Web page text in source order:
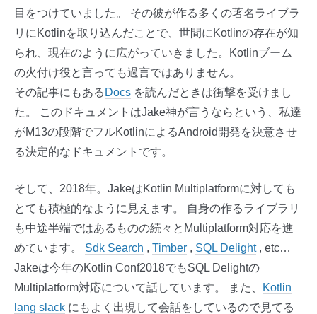
目をつけていました。 その彼が作る多くの著名ライブラ
リにKotlinを取り込んだことで、世間にKotlinの存在が知
られ、現在のように広がっていきました。Kotlinブーム
の火付け役と言っても過言ではありません。
その記事にもある Docs を読んだときは衝撃を受けまし
た。 このドキュメントはJake神が言うならという、私達
がM13の段階でフルKotlinによるAndroid開発を決意させ
る決定的なドキュメントです。
そして、2018年。JakeはKotlin Multiplatformに対しても
とても積極的なように見えます。 自身の作るライブラリ
も中途半端ではあるものの続々とMultiplatform対応を進
めています。 Sdk Search , Timber , SQL Delight, etc…
Jakeは今年のKotlin Conf2018でもSQL Delightの
Multiplatform対応について話しています。 また、
Kotlin
lang slack にもよく出現して会話をしているので見てる